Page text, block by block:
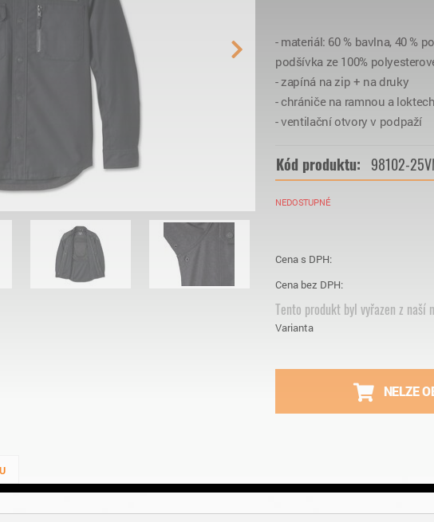
- materiál: 60 % bavlna, 40 %
podšívka ze 100%
- zapíná na zip + na druky
- chrániče na ramnou a loktech
- ventilační otvory v podpaží
Kód produktu: 98102-
NEDOSTUPNÉ
Cena s DPH:
Cena bez DPH:
Tento produkt byl vyřazen z
Varianta
NELZE